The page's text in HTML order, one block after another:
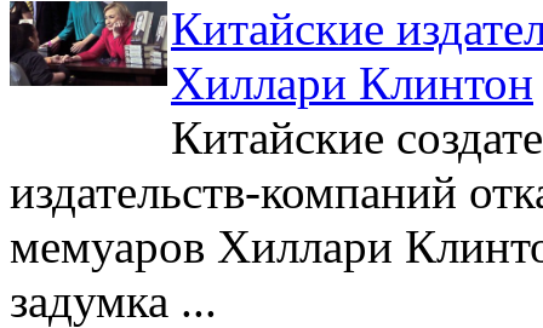
Китайские
Хиллари Клинтон
Китайские
издательств-компаний
мемуаров Хиллари
задумка ...